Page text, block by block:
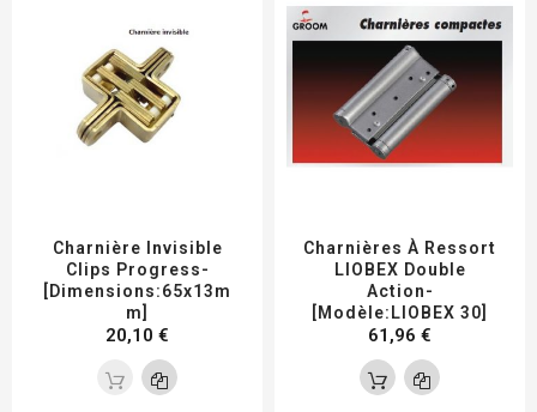
Charnière Invisible
Clips Progress-
[Dimensions:65x13m
M]
20,10 €
Charnières À Ressort
LIOBEX Double
Action-
[Modèle:LIOBEX 30]
61,96 €